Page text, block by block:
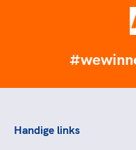
Handige links